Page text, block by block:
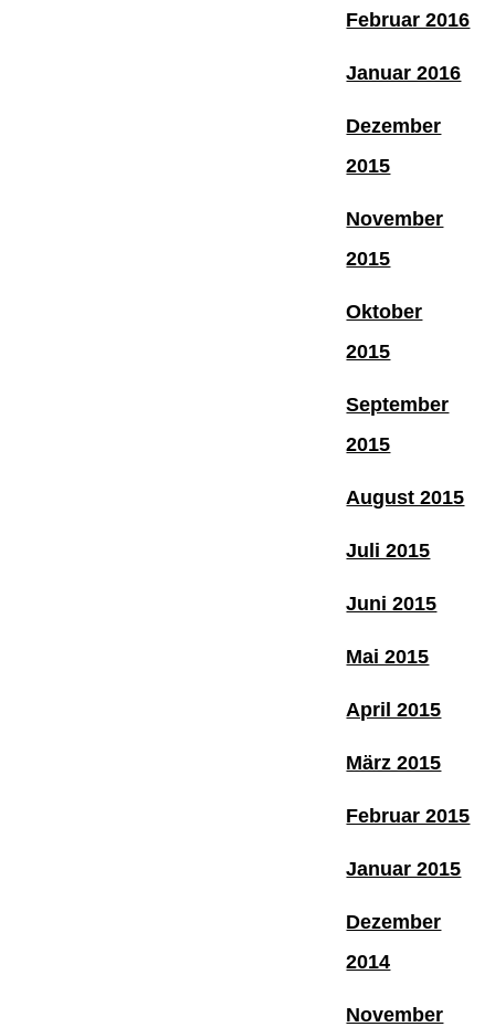
Februar 2016
Januar 2016
Dezember
2015
November
2015
Oktober
2015
September
2015
August 2015
Juli 2015
Juni 2015
Mai 2015
April 2015
März 2015
Februar 2015
Januar 2015
Dezember
2014
November